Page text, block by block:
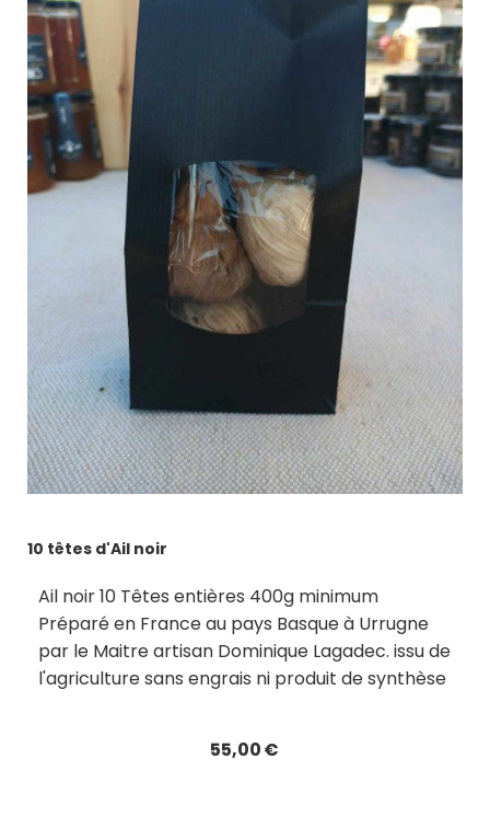
10 têtes d'Ail noir
Ail noir 10 Têtes entières 400g minimum
Préparé en France au pays Basque à Urrugne
par le Maitre artisan Dominique Lagadec. issu de
l'agriculture sans engrais ni produit de synthèse
55,00€